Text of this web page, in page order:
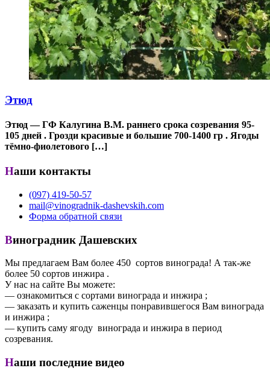
Этюд
Этюд — ГФ Калугина В.М. раннего срока созревания 95-
105 дней . Грозди красивые и большие 700-1400 гр . Ягоды
тёмно-фиолетового […]
Наши контакты
(097) 419-50-57
mail@vinogradnik-dashevskih.com
Форма обратной связи
Виноградник Дашевских
Мы предлагаем Вам более 450 сортов винограда! А так-же
более 50 сортов инжира .
У нас на сайте Вы можете:
— ознакомиться с сортами винограда и инжира ;
— заказать и купить саженцы понравившегося Вам винограда
и инжира ;
— купить саму ягоду винограда и инжира в период
созревания.
Наши последние видео